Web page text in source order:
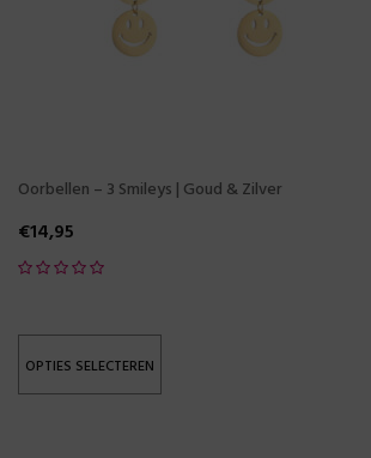
Oorbellen – 3 Smileys | Goud & Zilver
€14,95
OPTIES SELECTEREN